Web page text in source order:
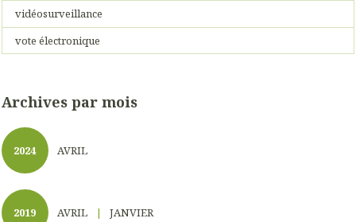
vidéosurveillance
vote électronique
Archives par mois
2024 AVRIL
2019 AVRIL JANVIER